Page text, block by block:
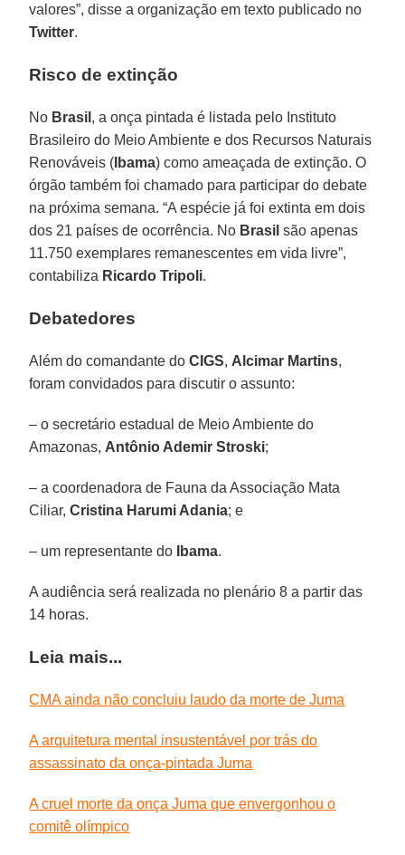
valores”, disse a organização em texto publicado no
Twitter.
Risco de extinção
No Brasil , a onça pintada é listada pelo Instituto
Brasileiro do Meio Ambiente e dos Recursos Naturais
Renováveis ( Ibama) como ameaçada de extinção. O
órgão também foi chamado para participar do debate
na próxima semana. “A espécie já foi extinta em dois
dos 21 países de ocorrência. No Brasil são apenas
11.750 exemplares remanescentes em vida livre”,
contabiliza Ricardo Tripoli.
Debatedores
Além do comandante doCIGS, Alcimar Martins,
foram convidados para discutir o assunto:
– o secretário estadual de Meio Ambiente do
Amazonas, Antônio Ademir Stroski;
– a coordenadora de Fauna da Associação Mata
Ciliar,Cristina Harumi Adania; e
– um representante do Ibama.
A audiência será realizada no plenário 8 a partir das
14 horas.
Leia mais...
CMA ainda não concluiu laudo da morte de Juma
A arquitetura mental insustentável por trás do
assassinato da onça-pintada Juma
A cruel morte da onça Juma que envergonhou o
comitê olímpico